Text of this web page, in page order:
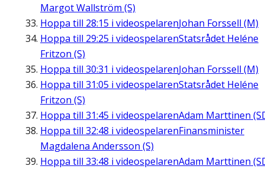
Margot Wallström (S)
Hoppa till 28:15 i videospelarenJohan Forssell (M)
Hoppa till 29:25 i videospelarenStatsrådet Heléne
Fritzon (S)
Hoppa till 30:31 i videospelarenJohan Forssell (M)
Hoppa till 31:05 i videospelarenStatsrådet Heléne
Fritzon (S)
Hoppa till 31:45 i videospelarenAdam Marttinen
Hoppa till 32:48 i videospelarenFinansminister
Magdalena Andersson (S)
Hoppa till 33:48 i videospelarenAdam Marttinen